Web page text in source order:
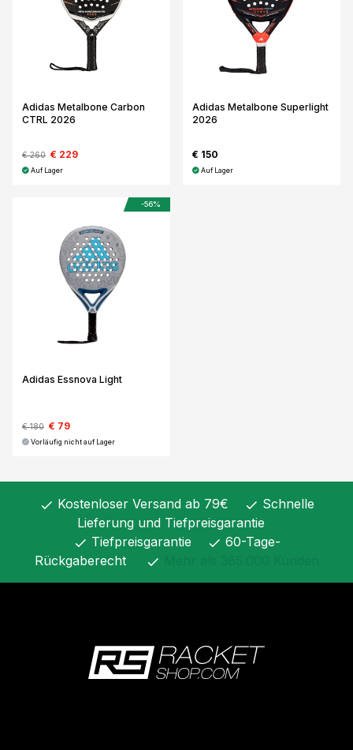
Adidas Metalbone Carbon
CTRL 2026
€ 260 € 229
Auf Lager
Adidas Metalbone Superlight
2026
€ 150
Auf Lager
-56%
Adidas Essnova Light
€ 180 € 79
Vorläufig nicht auf Lager
check Kostenloser Versand ab 79€ check Schnelle
Lieferung und Tiefpreisgarantie
check Tiefpreisgarantie check 60-Tage-
Rückgaberecht
check